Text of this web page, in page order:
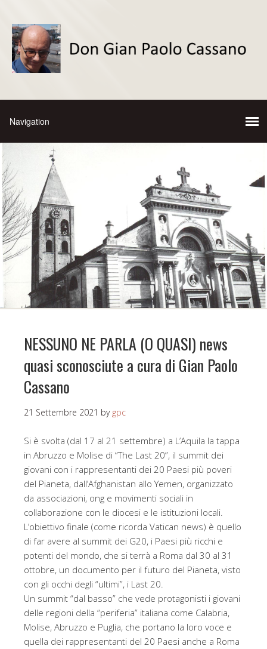
NESSUNO NE PARLA (O QUASI) news
quasi sconosciute a cura di Gian Paolo
Cassano
21 Settembre 2021 by gpc
Si è svolta (dal 17 al 21 settembre) a L’Aquila la tappa
in Abruzzo e Molise di “The Last 20”, il summit dei
giovani con i rappresentanti dei 20 Paesi più poveri
del Pianeta, dall’Afghanistan allo Yemen, organizzato
da associazioni, ong e movimenti sociali in
collaborazione con le diocesi e le istituzioni locali.
L’obiettivo finale (come ricorda Vatican news) è quello
di far avere al summit dei G20, i Paesi più ricchi e
potenti del mondo, che si terrà a Roma dal 30 al 31
ottobre, un documento per il futuro del Pianeta, visto
con gli occhi degli “ultimi”, i Last 20.
Un summit “dal basso” che vede protagonisti i giovani
delle regioni della “periferia” italiana come Calabria,
Molise, Abruzzo e Puglia, che portano la loro voce e
quella dei rappresentanti del 20 Paesi anche a Roma